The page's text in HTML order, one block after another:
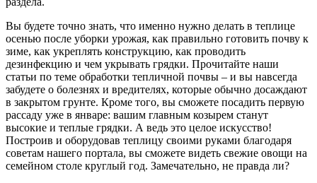
Вы будете точно знать, что именно нужно делать в теплице
осенью после уборки урожая, как правильно готовить почву к
зиме, как укреплять конструкцию, как проводить
дезинфекцию и чем укрывать грядки. Прочитайте наши
статьи по теме обработки тепличной почвы – и вы навсегда
забудете о болезнях и вредителях, которые обычно досаждают
в закрытом грунте. Кроме того, вы сможете посадить первую
рассаду уже в январе: вашим главным козырем станут
высокие и теплые грядки. А ведь это целое искусство!
Построив и оборудовав теплицу своими руками благодаря
советам нашего портала, вы сможете видеть свежие овощи на
семейном столе круглый год. Замечательно, не правда ли?